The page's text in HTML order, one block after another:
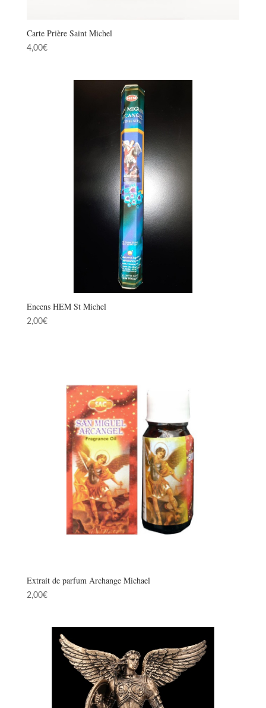
Carte Prière Saint Michel
4,00€
Encens HEM St Michel
2,00€
Extrait de parfum Archange Michael
2,00€